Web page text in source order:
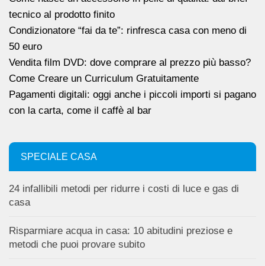
tecnico al prodotto finito
Condizionatore “fai da te”: rinfresca casa con meno di
50 euro
Vendita film DVD: dove comprare al prezzo più basso?
Come Creare un Curriculum Gratuitamente
Pagamenti digitali: oggi anche i piccoli importi si pagano
con la carta, come il caffè al bar
SPECIALE CASA
24 infallibili metodi per ridurre i costi di luce e gas di
casa
Risparmiare acqua in casa: 10 abitudini preziose e
metodi che puoi provare subito